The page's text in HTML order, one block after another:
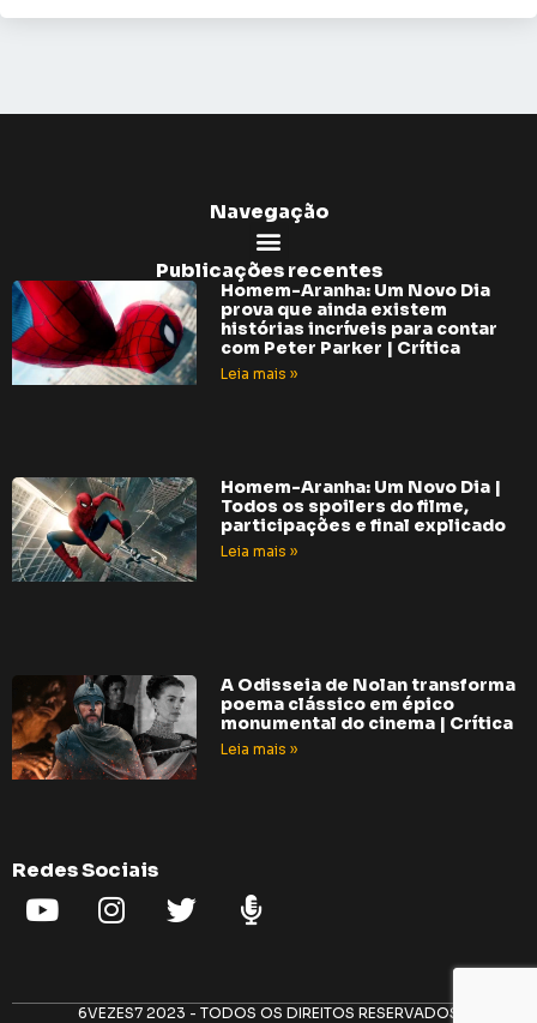
Navegação
Publicações recentes
Homem-Aranha: Um Novo Dia
prova que ainda existem
histórias incríveis para contar
com Peter Parker | Crítica
Leia mais »
Homem-Aranha: Um Novo Dia |
Todos os spoilers do filme,
participações e final explicado
Leia mais »
A Odisseia de Nolan transforma
poema clássico em épico
monumental do cinema | Crítica
Leia mais »
Redes Sociais
6VEZES7 2023 - TODOS OS DIREITOS RESERVADOS